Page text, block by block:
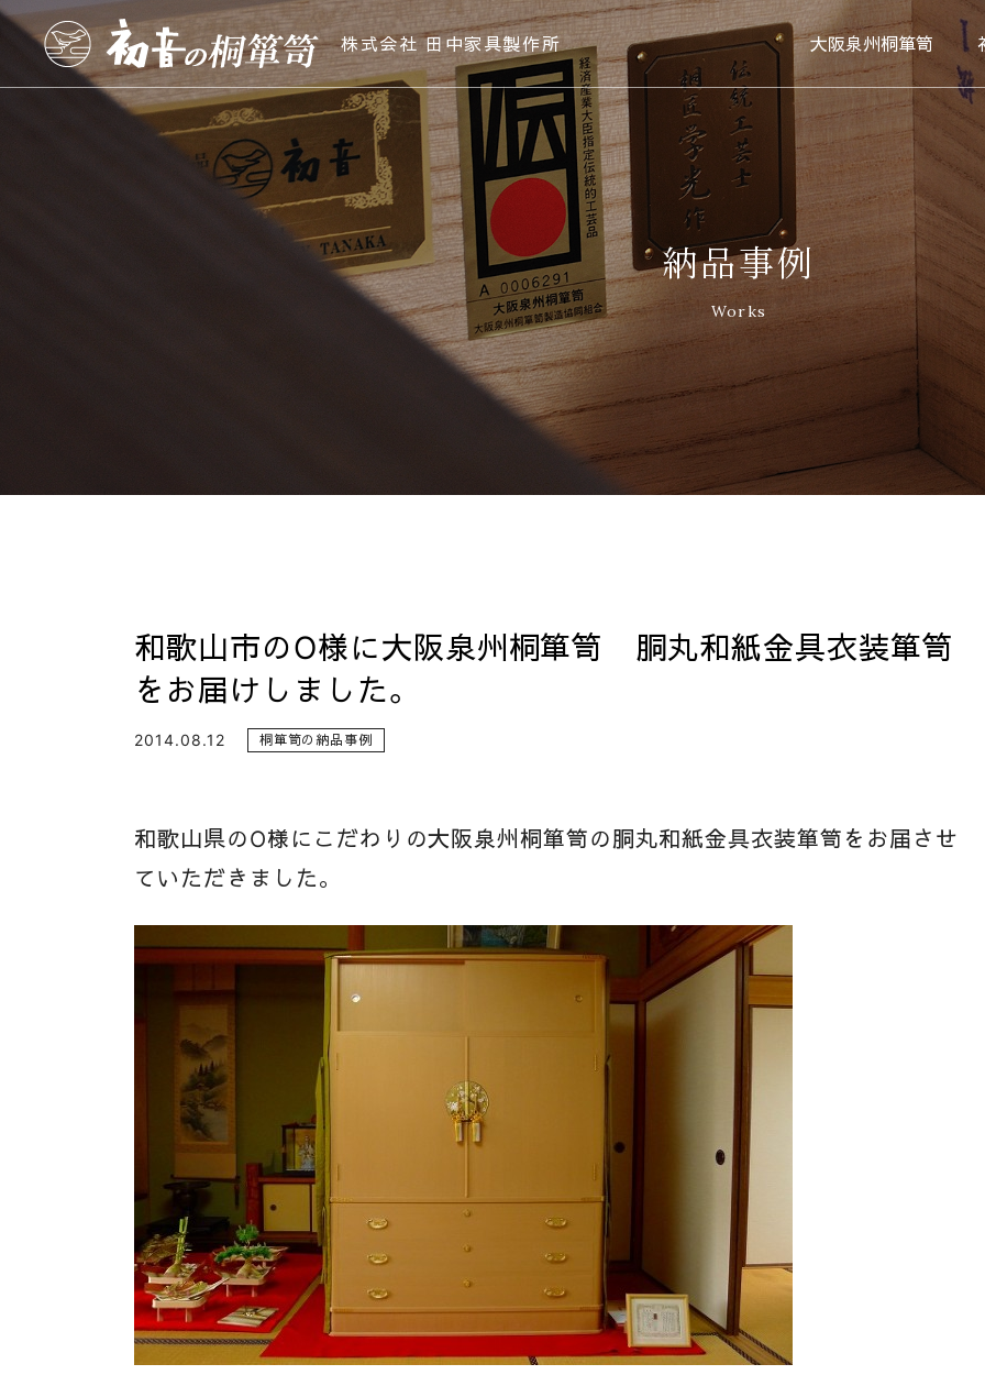
株式会社 田中家具製作所 大阪泉州桐箪笥
納品事例
Works
和歌山市のO様に大阪泉州桐箪笥 胴丸和紙金具衣装箪笥
をお届けしました。
2014.08.12 桐箪笥の納品事例
和歌山県のO様にこだわりの大阪泉州桐箪笥の胴丸和紙金具衣装箪笥をお届させ
ていただきました。